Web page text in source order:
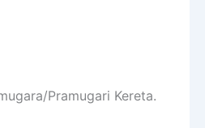
Pramugari Kereta.